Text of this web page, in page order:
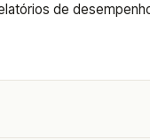
de